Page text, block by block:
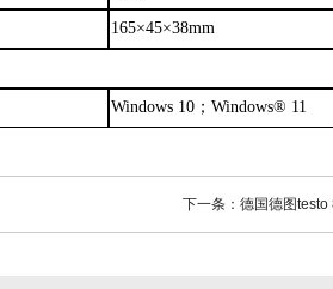
165×45×38mm
Windows 10；Windows® 11
下一条：德国德图